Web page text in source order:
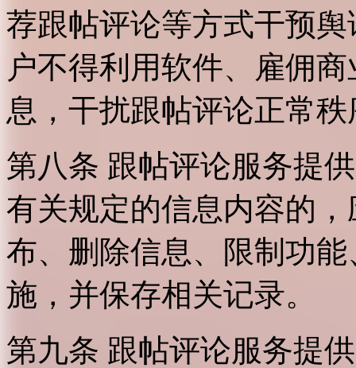
荐跟帖评论等方式干预
户不得利用软件、雇佣
息，干扰跟帖评论正常
第八条 跟帖评论服务提
有关规定的信息内容的
布、删除信息、限制功
施，并保存相关记录。
第九条 跟帖评论服务提